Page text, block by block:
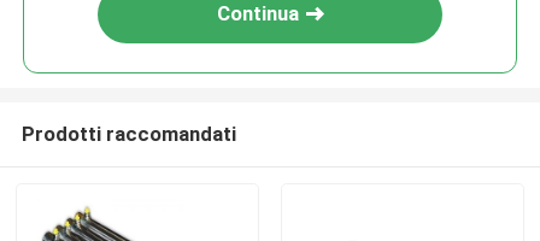
Continua
Prodotti raccomandati